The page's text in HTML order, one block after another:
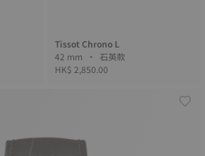
Tissot Chrono L
42 mm • 石英款
HK$ 2,850.00